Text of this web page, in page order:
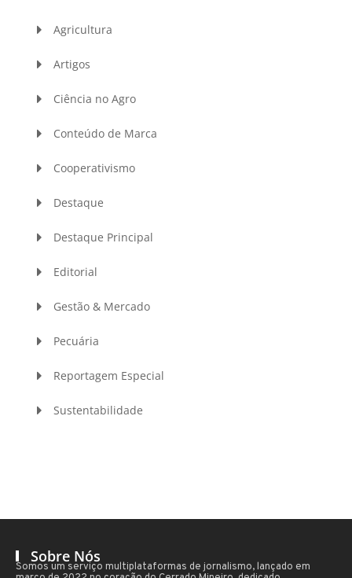
Agricultura
Artigos
Ciência no Agro
Conteúdo de Marca
Cooperativismo
Destaque
Destaque Principal
Editorial
Gestão & Mercado
Pecuária
Reportagem Especial
Sustentabilidade
Sobre Nós
Somos um serviço multiplataformas de jornalismo, lançado em